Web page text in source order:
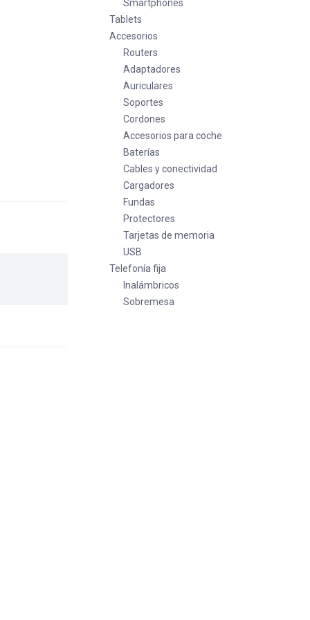
Smartphones
Tablets
Accesorios
Routers
Adaptadores
Auriculares
Soportes
Cordones
Accesorios para coche
Baterías
Cables y conectividad
Cargadores
Fundas
Protectores
Tarjetas de memoria
USB
Telefonía fija
Inalámbricos
Sobremesa